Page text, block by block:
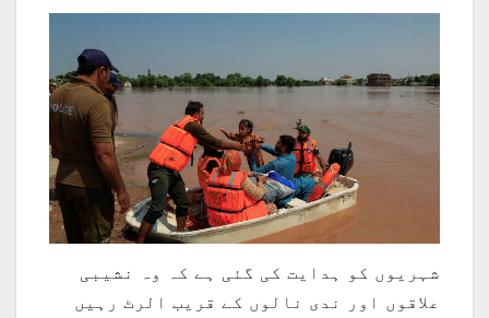
شہریوں کو ہدایت کی گئی ہے کہ وہ نشیبی
علاقوں اور ندی نالوں کے قریب الرٹ رہیں